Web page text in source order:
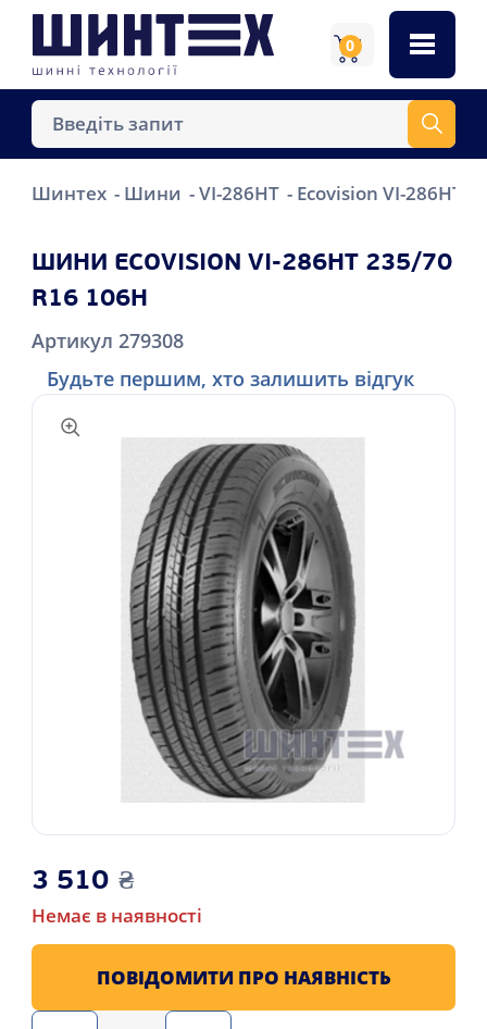
0
Шинтех Шини VI-286HT Ecovision VI-286HT
ШИНИ ECOVISION VI-286HT 235/70
R16 106H
Артикул 279308
Будьте першим, хто залишить відгук
3 510 ₴
Немає в наявності
ПОВІДОМИТИ ПРО НАЯВНІСТЬ